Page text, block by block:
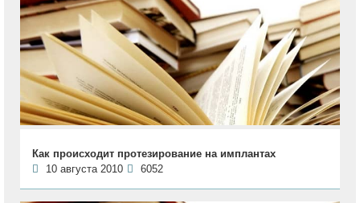
Как происходит протезирование на имплантах
10 августа 2010
6052